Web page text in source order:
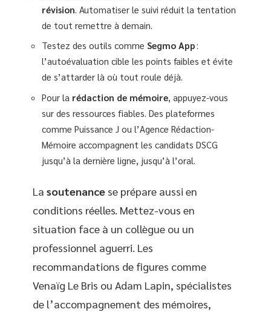
révision . Automatiser le suivi réduit la tentation
de tout remettre à demain.
Testez des outils comme Segmo App:
l’autoévaluation cible les points faibles et évite
de s’attarder là où tout roule déjà.
Pour la rédaction de mémoire , appuyez-vous
sur des ressources fiables. Des plateformes
comme Puissance J ou l’Agence Rédaction-
Mémoire accompagnent les candidats DSCG
jusqu’à la dernière ligne, jusqu’à l’oral.
La soutenance se prépare aussi en
conditions réelles. Mettez-vous en
situation face à un collègue ou un
professionnel aguerri. Les
recommandations de figures comme
Venaïg Le Bris ou Adam Lapin, spécialistes
de l’accompagnement des mémoires,